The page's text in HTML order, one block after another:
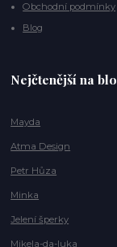
Obchodní podmínky
Blog
Nejčtenější na
Mayda
Atma Design
Petr Hůza
Minka
Jelení šperky
Mikela-da-luka